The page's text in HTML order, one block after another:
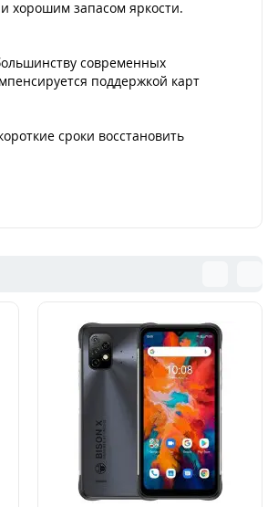
хорошим запасом яркости.
современных
поддержкой карт
сроки восстановить